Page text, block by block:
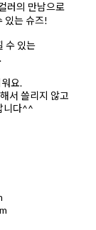
러의 만남으로
있는 슈즈!
수 있는
요.
서 쓸리지 않고
니다^^